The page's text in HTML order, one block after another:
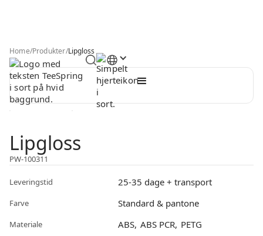
Home/Produkter/Lipgloss
Lipgloss
PW-100311
Leveringstid 25-35 dage + transport
Farve Standard & pantone
Materiale ABS ABS PCR PETG